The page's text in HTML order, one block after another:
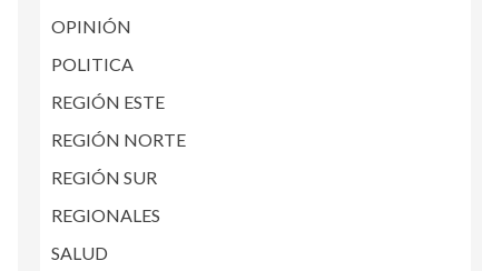
OPINIÓN
POLITICA
REGIÓN ESTE
REGIÓN NORTE
REGIÓN SUR
REGIONALES
SALUD